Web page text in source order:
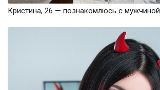
Кристина, 26 — познакомлюсь с мужчиной